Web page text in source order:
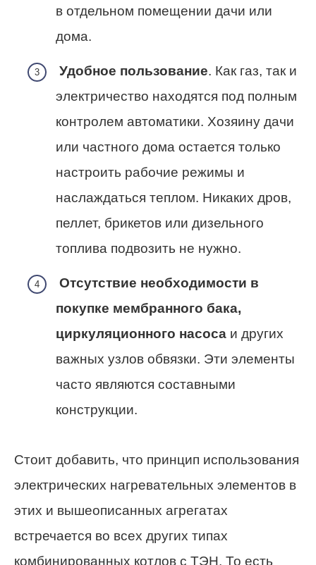
в отдельном помещении дачи или
дома.
Удобное пользование. Как газ, так и
электричество находятся под полным
контролем автоматики. Хозяину дачи
или частного дома остается только
настроить рабочие режимы и
наслаждаться теплом. Никаких дров,
пеллет, брикетов или дизельного
топлива подвозить не нужно.
Отсутствие необходимости в
покупке мембранного бака,
циркуляционного насоса и других
важных узлов обвязки. Эти элементы
часто являются составными
конструкции.
Стоит добавить, что принцип использования
электрических нагревательных элементов в
этих и вышеописанных агрегатах
встречается во всех других типах
комбинированных котлов с ТЭН. То есть